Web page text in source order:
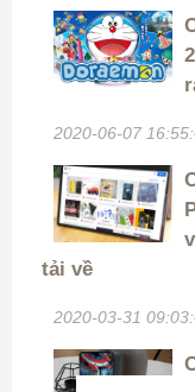
2020-06-07
tải về
2020-03-31